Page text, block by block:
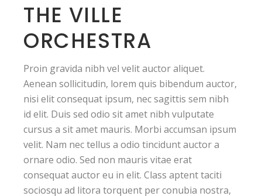
THE VILLE
ORCHESTRA
Proin gravida nibh vel velit auctor aliquet.
Aenean sollicitudin, lorem quis bibendum auctor,
nisi elit consequat ipsum, nec sagittis sem nibh
id elit. Duis sed odio sit amet nibh vulputate
cursus a sit amet mauris. Morbi accumsan ipsum
velit. Nam nec tellus a odio tincidunt auctor a
ornare odio. Sed non mauris vitae erat
consequat auctor eu in elit. Class aptent taciti
sociosqu ad litora torquent per conubia nostra,